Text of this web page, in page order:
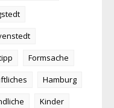
Formsache
Hamburg
Kinder